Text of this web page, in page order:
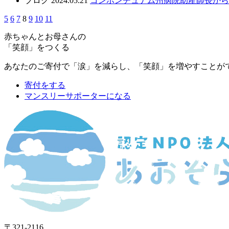
5 6 7 8 9 10 11
赤ちゃんとお母さんの
「笑顔」をつくる
あなたのご寄付で「涙」を減らし、「笑顔」を増やすことが
寄付をする
マンスリーサポーターになる
〒321-2116